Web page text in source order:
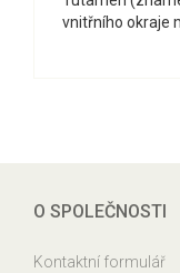
vnitřního okraje
O SPOLEČNOSTI
Kontaktní formulář